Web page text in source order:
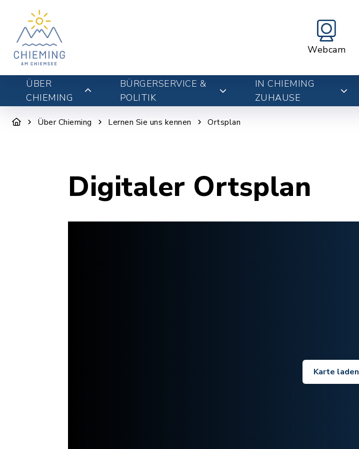
Webcam
ÜBER
CHIEMING
BÜRGERSERVICE &
POLITIK
IN CHIEMING
ZUHAUSE
Über Chieming Lernen Sie uns kennen Ortsplan
Digitaler Ortsplan
Karte laden